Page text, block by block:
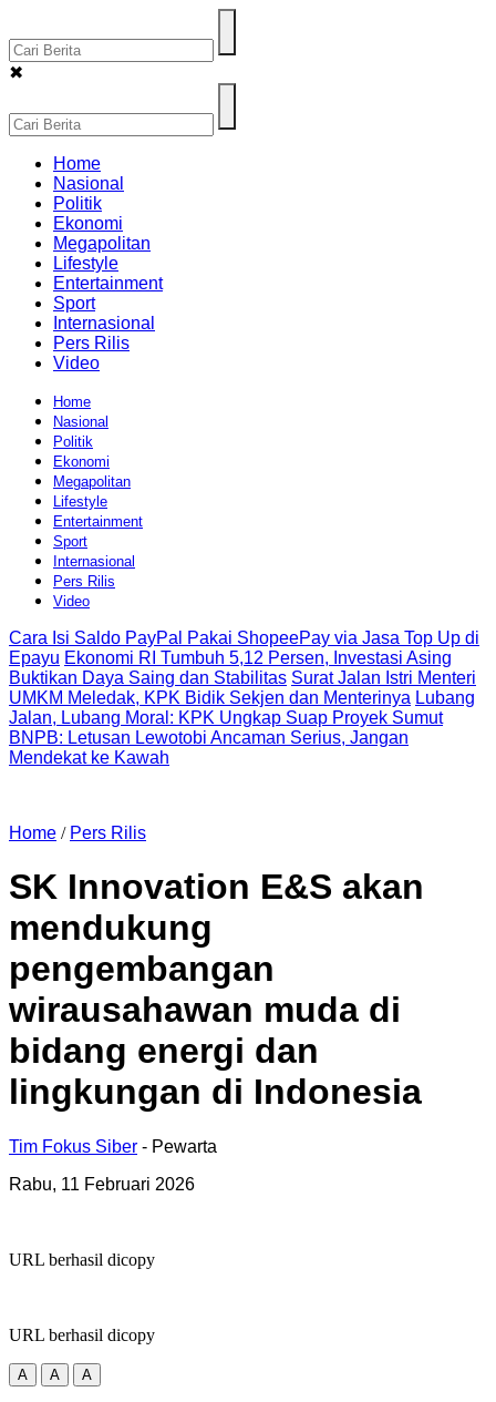
✖
Home
Nasional
Politik
Ekonomi
Megapolitan
Lifestyle
Entertainment
Sport
Internasional
Pers Rilis
Video
Home
Nasional
Politik
Ekonomi
Megapolitan
Lifestyle
Entertainment
Sport
Internasional
Pers Rilis
Video
Cara Isi Saldo PayPal Pakai ShopeePay via Jasa Top Up di
Epayu Ekonomi RI Tumbuh 5,12 Persen, Investasi Asing
Buktikan Daya Saing dan Stabilitas Surat Jalan Istri Menteri
UMKM Meledak, KPK Bidik Sekjen dan Menterinya Lubang
Jalan, Lubang Moral: KPK Ungkap Suap Proyek Sumut
BNPB: Letusan Lewotobi Ancaman Serius, Jangan
Mendekat ke Kawah
Home / Pers Rilis
SK Innovation E&S akan
mendukung
pengembangan
wirausahawan muda di
bidang energi dan
lingkungan di Indonesia
Tim Fokus Siber - Pewarta
Rabu, 11 Februari 2026
URL berhasil dicopy
URL berhasil dicopy
A A A